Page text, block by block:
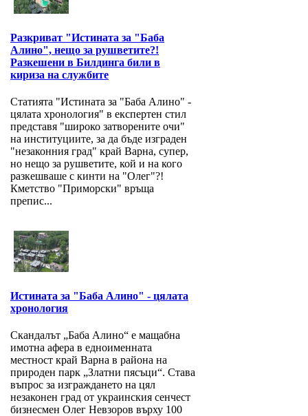
Разкриват "Истината за "Баба
Алино", нещо за рушветите?!
Разкешени в Билдинга били в
кириза на службите
Статията "Истината за "Баба Алино" -
цялата хронология" в експертен стил
представя "широко затворените очи"
на институциите, за да бъде изграден
"незаконния град" край Варна, супер,
но нещо за рушветите, кой и на кого
разкешваше с кинти на "Олег"?!
Кметство "Приморски" връща
препис...
Истината за "Баба Алино" - цялата
хронология
Скандалът „Баба Алино“ е мащабна
имотна афера в едноименната
местност край Варна в района на
природен парк „Златни пясъци“. Става
въпрос за изграждането на цял
незаконен град от украинския сенчест
бизнесмен Олег Невзоров върху 100